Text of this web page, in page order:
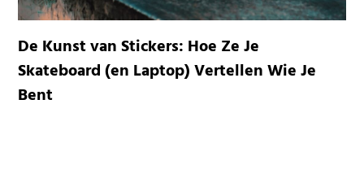
De Kunst van Stickers: Hoe Ze Je
Skateboard (en Laptop) Vertellen Wie Je
Bent